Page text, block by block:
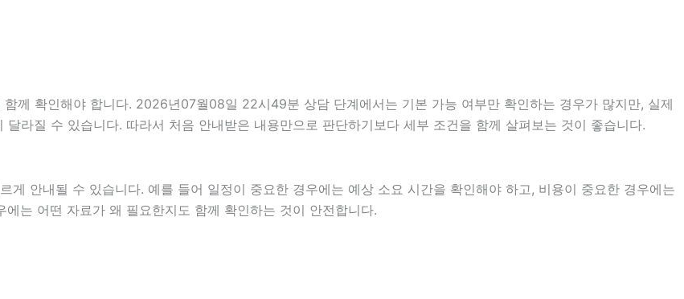
께 확인해야 합니다. 2026년07월08일 22시49분 상담 단계에서는 기본 가능 여부만 확인하는 경우가 많지만, 실제
라질 수 있습니다. 따라서 처음 안내받은 내용만으로 판단하기보다 세부 조건을 함께 살펴보는 것이 좋습니다.
게 안내될 수 있습니다. 예를 들어 일정이 중요한 경우에는 예상 소요 시간을 확인해야 하고, 비용이 중요한 경우에는
는 어떤 자료가 왜 필요한지도 함께 확인하는 것이 안전합니다.